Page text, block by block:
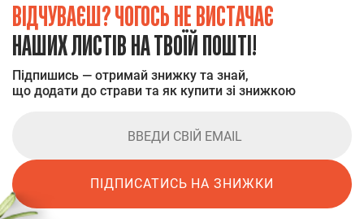
ВІДЧУВАЄШ? ЧОГОСЬ НЕ ВИСТАЧАЄ
НАШИХ ЛИСТІВ НА ТВОЇЙ ПОШТІ!
Підпишись — отримай знижку та знай,
що додати до страви та як купити зі знижкою
ПІДПИСАТИСЬ НА ЗНИЖКИ